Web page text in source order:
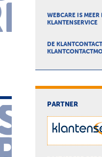
WEBCARE IS
KLANTENSERVICE
DE
PARTNER